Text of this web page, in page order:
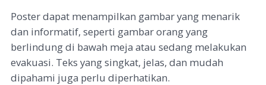
Poster dapat menampilkan gambar yang menarik
dan informatif, seperti gambar orang yang
berlindung di bawah meja atau sedang melakukan
evakuasi. Teks yang singkat, jelas, dan mudah
dipahami juga perlu diperhatikan.